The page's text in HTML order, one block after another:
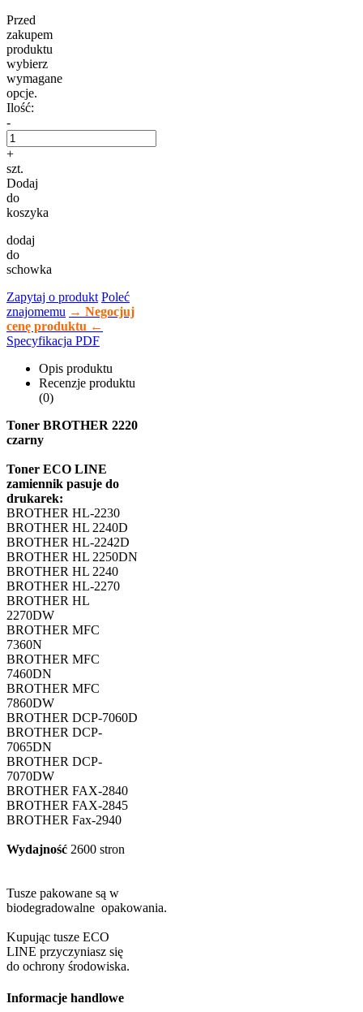
Przed
zakupem
produktu
wybierz
wymagane
opcje.
Ilość:
-
+
szt.
Dodaj
do
koszyka
dodaj
do
schowka
Zapytaj o produkt Poleć
znajomemu → Negocjuj
cenę produktu ←
Specyfikacja PDF
Opis produktu
Recenzje produktu
(0)
Toner BROTHER 2220
czarny
Toner ECO LINE
zamiennik pasuje do
drukarek:
BROTHER HL-2230
BROTHER HL 2240D
BROTHER HL-2242D
BROTHER HL 2250DN
BROTHER HL 2240
BROTHER HL-2270
BROTHER HL
2270DW
BROTHER MFC
7360N
BROTHER MFC
7460DN
BROTHER MFC
7860DW
BROTHER DCP-7060D
BROTHER DCP-
7065DN
BROTHER DCP-
7070DW
BROTHER FAX-2840
BROTHER FAX-2845
BROTHER Fax-2940
Wydajność 2600 stron
Tusze pakowane są w
biodegradowalne opakowania.
Kupując tusze ECO
LINE przyczyniasz się
do ochrony środowiska.
Informacje handlowe